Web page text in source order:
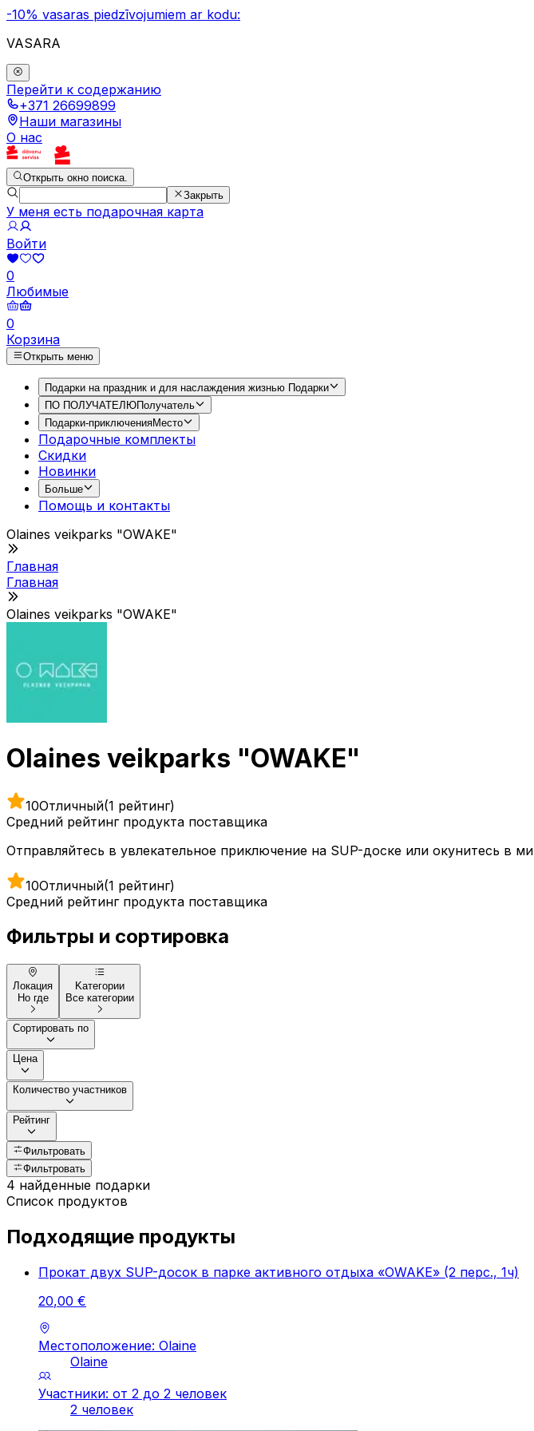
-10% vasaras piedzīvojumiem ar kodu:
VASARA
Перейти к содержанию
+371 26699899
Наши магазины
О нас
Открыть окно поиска.
Закрыть
У меня есть подарочная карта
Войти
0
Любимые
0
Корзина
Открыть меню
Подарки на праздник и для наслаждения жизнью Подарки
ПО ПОЛУЧАТЕЛЮПолучатель
Подарки-приключенияМесто
Подарочные комплекты
Скидки
Новинки
Больше
Помощь и контакты
Olaines veikparks "OWAKE"
Главная
Главная
Olaines veikparks "OWAKE"
Olaines veikparks "OWAKE"
10Отличный(1 рейтинг)
Средний рейтинг продукта поставщика
Отправляйтесь в увлекательное приключение на SUP-доске или окунитесь в
10Отличный(1 рейтинг)
Средний рейтинг продукта поставщика
Фильтры и сортировка
Локация
Но где
Kатегории
Все категории
Сортировать по
Цена
Количество участников
Рейтинг
Фильтровать
Фильтровать
4 найденные подарки
Список продуктов
Подходящие продукты
Прокат двух SUP-досок в парке активного отдыха «OWAKE» (2 перс., 1ч)
20,00 €
Местоположение: Olaine
Olaine
Участники: от 2 до 2 человек
2 человек